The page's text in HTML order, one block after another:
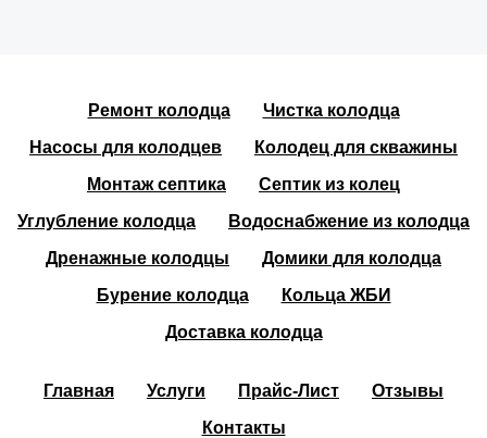
Ремонт колодца
Чистка колодца
Насосы для колодцев
Колодец для скважины
Монтаж септика
Септик из колец
Углубление колодца
Водоснабжение из колодца
Дренажные колодцы
Домики для колодца
Бурение колодца
Кольца ЖБИ
Доставка колодца
Главная Услуги Прайс-Лист
Отзывы
Контакты